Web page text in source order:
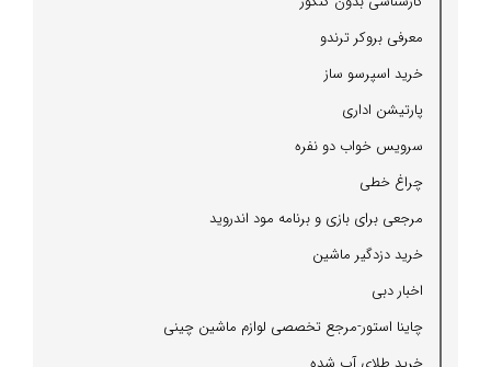
معرفی بروكر ترندو
خرید اسپرسو ساز
پارتیشن اداری
سرویس خواب دو نفره
چراغ خطی
مرجعی برای بازی و برنامه مود اندروید
خرید دزدگیر ماشین
اخبار دبی
چاینا استور-مرجع تخصصی لوازم ماشین چینی